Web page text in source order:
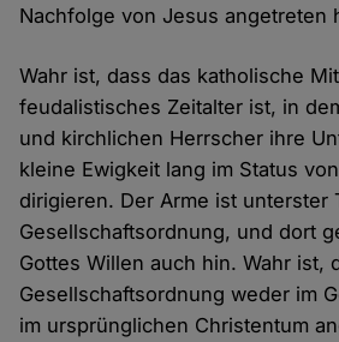
Nachfolge von Jesus angetreten
Wahr ist, dass das katholische
feudalistisches Zeitalter ist, in
und kirchlichen Herrscher ihre
kleine Ewigkeit lang im Status
dirigieren. Der Arme ist unterster
Gesellschaftsordnung, und dort
Gottes Willen auch hin. Wahr ist,
Gesellschaftsordnung weder im
im ursprünglichen Christentum